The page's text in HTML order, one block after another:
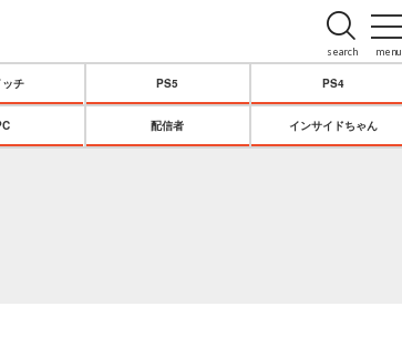
menu
search
ッチ PS5 PS4
配信者 インサイドちゃん